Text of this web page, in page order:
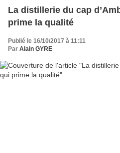
La distillerie du cap
prime la qualité
Publié le 16/10/2017 à 11:11
Par Alain GYRE